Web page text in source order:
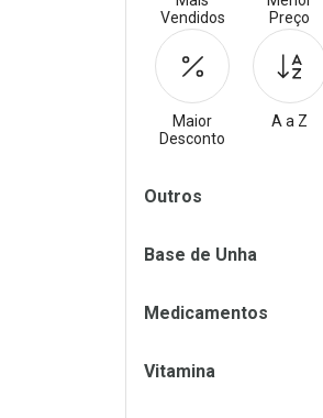
Vendidos
Preço
Maior
Desconto
A a Z
Filtros
Outros
Base de Unha
Medicamentos
Vitamina